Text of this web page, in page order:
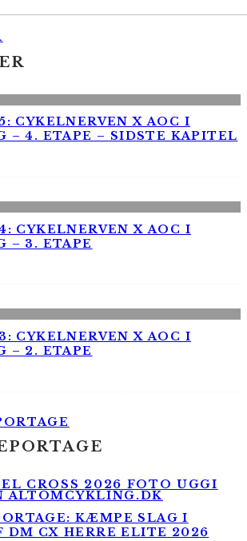
CYKELNERVEN X AOC I
– 4. ETAPE – SIDSTE KAPITEL
CYKELNERVEN X AOC I
– 3. ETAPE
CYKELNERVEN X AOC I
– 2. ETAPE
KÆMPE SLAG I
DM CX HERRE ELITE 2026